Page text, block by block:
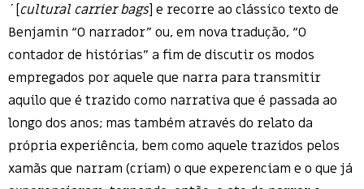
´[cultural carrier bags] e recorre ao clássico texto de
Benjamin “O narrador” ou, em nova tradução, “O
contador de histórias” a fim de discutir os modos
empregados por aquele que narra para transmitir
aquilo que é trazido como narrativa que é passada ao
longo dos anos; mas também através do relato da
própria experiência, bem como aquele trazidos pelos
xamãs que narram (criam) o que experenciam e o que já